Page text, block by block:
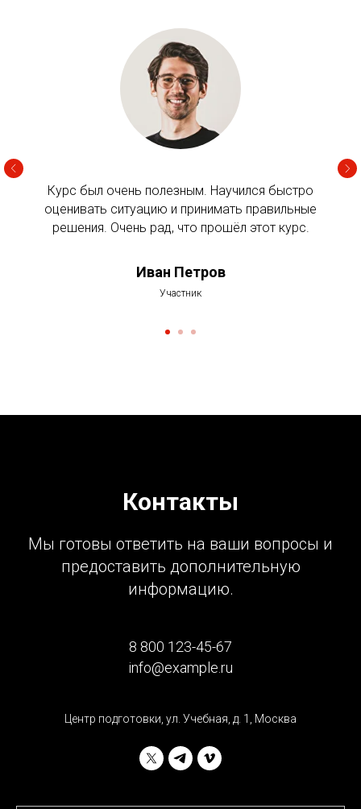
Курс был очень полезным. Научился быстро
оценивать ситуацию и принимать правильные
решения. Очень рад, что прошёл этот курс.
Иван Петров
Участник
Контакты
Мы готовы ответить на ваши вопросы и
предоставить дополнительную
информацию.
8 800 123-45-67
info@example.ru
Центр подготовки, ул. Учебная, д. 1, Москва